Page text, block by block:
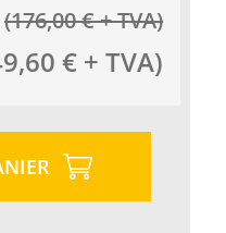
(176,00€+ TVA)
€ + TVA)